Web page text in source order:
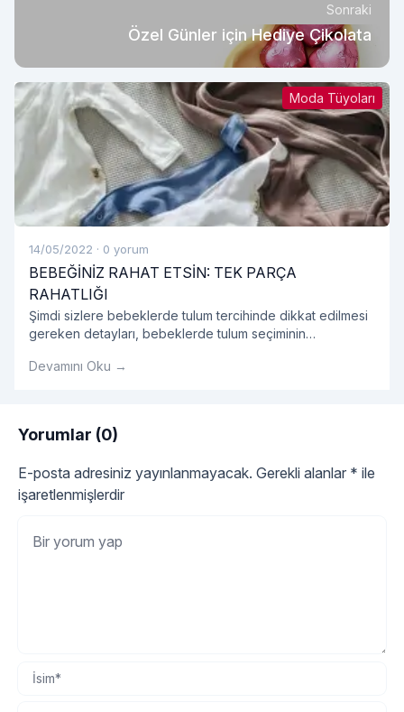
Sonraki
Özel Günler için Hediye Çikolata
Moda Tüyoları
14/05/2022 · 0 yorum
BEBEĞİNİZ RAHAT ETSİN: TEK PARÇA
RAHATLIĞI
Şimdi sizlere bebeklerde tulum tercihinde dikkat edilmesi
gereken detayları, bebeklerde tulum seçiminin
tüm detayları sırasıyla açıklayalım.
Devamını Oku →
Yorumlar (0)
E-posta adresiniz yayınlanmayacak. Gerekli alanlar * ile
işaretlenmişlerdir